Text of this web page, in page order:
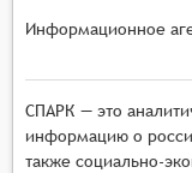
Информационное
СПАРК — это
информацию о
также социально-